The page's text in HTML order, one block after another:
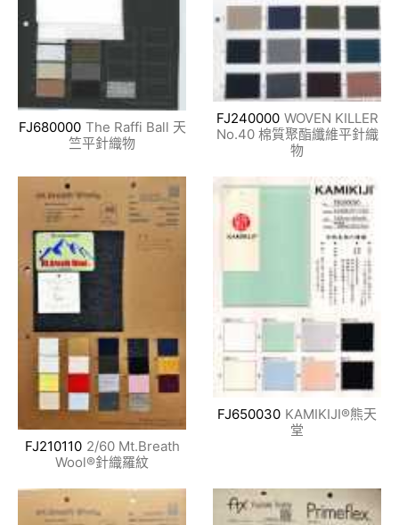
FJ680000 The Raffi Ball 天
竺平針織物
FJ240000 WOVEN KILLER
No.40 棉質聚酯纖維平針織
物
FJ210110 2/60 Mt.Breath
Wool®針織羅紋
FJ650030 KAMIKIJI®熊天
堂